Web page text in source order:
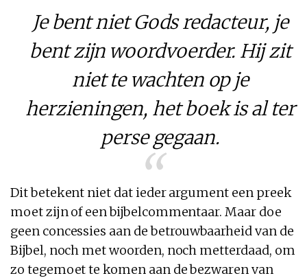
Je bent niet Gods redacteur, je
bent zijn woordvoerder. Hij zit
niet te wachten op je
herzieningen, het boek is al ter
perse gegaan.
Dit betekent niet dat ieder argument een preek
moet zijn of een bijbelcommentaar. Maar doe
geen concessies aan de betrouwbaarheid van de
Bijbel, noch met woorden, noch metterdaad, om
zo tegemoet te komen aan de bezwaren van